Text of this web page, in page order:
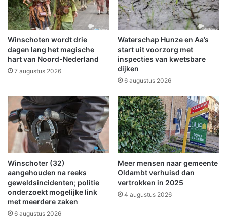
e
l
D
e
O
u
d
v
e
a
l
a
r
m
i
n
n
t
r
W
i
n
s
c
h
o
Winschoten wordt drie
dagen lang het magische
hart van Noord-Nederland
7 augustus 2026
Waterschap Hunze en Aa’s
start uit voorzorg met
inspecties van kwetsbare
dijken
6 augustus 2026
Winschoter (32)
aangehouden na reeks
geweldsincidenten; politie
onderzoekt mogelijke link
met meerdere zaken
6 augustus 2026
Meer mensen naar gemeente
Oldambt verhuisd dan
vertrokken in 2025
4 augustus 2026